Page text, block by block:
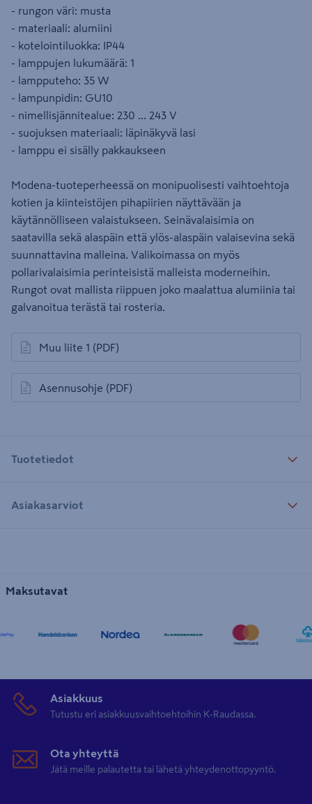
- rungon väri: musta
- materiaali: alumiini
- kotelointiluokka: IP44
- lamppujen lukumäärä: 1
- lampputeho: 35 W
- lampunpidin: GU10
- nimellisjännitealue: 230 ... 243 V
- suojuksen materiaali: läpinäkyvä lasi
- lamppu ei sisälly pakkaukseen
Modena-tuoteperheessä on monipuolisesti vaihtoehtoja
kotien ja kiinteistöjen pihapiirien näyttävään ja
käytännölliseen valaistukseen. Seinävalaisimia on
saatavilla sekä alaspäin että ylös-alaspäin valaisevina sekä
suunnattavina malleina. Valikoimassa on myös
pollarivalaisimia perinteisistä malleista moderneihin.
Rungot ovat mallista riippuen joko maalattua alumiinia tai
galvanoitua terästä tai rosteria.
Muu liite 1 (PDF)
avautuu uuteen välilehteen
Asennusohje (PDF)
avautuu uuteen välilehteen
Tuotetiedot
Asiakasarviot
Maksutavat
Asiakkuus
Tutustu eri asiakkuusvaihtoehtoihin K-Raudassa.
Ota yhteyttä
Jätä meille palautetta tai lähetä yhteydenottopyyntö.